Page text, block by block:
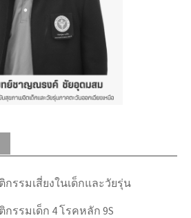
รรมเสี่ยงในเด็กและวัยรุ่น
รรมเด็ก 4 โรคหลัก 9S